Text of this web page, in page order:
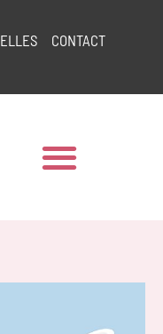
CONTACT